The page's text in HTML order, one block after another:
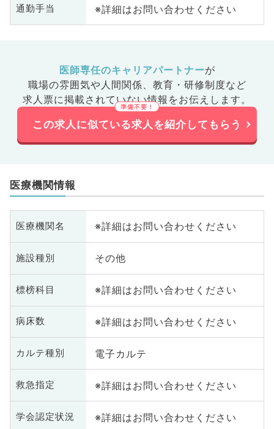
通勤手当 ※詳細はお問い合わせください
医師専任のキャリアパートナーが
職場の雰囲気や人間関係、 教育・研修制度など
求人票に掲載されていない情報をお伝えします。
この求人に似ている求人を紹介してもらう
医療機関情報
医療機関名 ※詳細はお問い合わせください
施設種別 その他
標榜科目 ※詳細はお問い合わせください
病床数 ※詳細はお問い合わせください
カルテ種別 電子カルテ
救急指定 ※詳細はお問い合わせください
学会認定状況 ※詳細はお問い合わせください